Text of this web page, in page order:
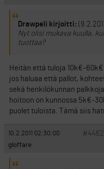
Drawpeli kirjoitti:
Nyt olisi mukava kuulla,
tuottaa?
Heitän että tuloja 10k€-
jos haluaa että pallot,
sekä henkilökunnan
hoitoon on kunnossa 5k€-
puolet tuloista. Tämä siis
10.2.2011 02:30:00
gloffare